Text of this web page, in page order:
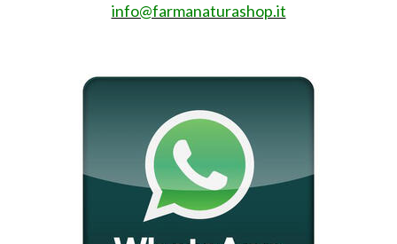
info@farmanaturashop.it